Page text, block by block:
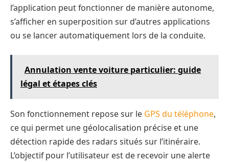
l’application peut fonctionner de manière autonome,
s’afficher en superposition sur d’autres applications
ou se lancer automatiquement lors de la conduite.
Annulation vente voiture particulier: guide
légal et étapes clés
Son fonctionnement repose sur le GPS du téléphone,
ce qui permet une géolocalisation précise et une
détection rapide des radars situés sur l’itinéraire.
L’objectif pour l’utilisateur est de recevoir une alerte